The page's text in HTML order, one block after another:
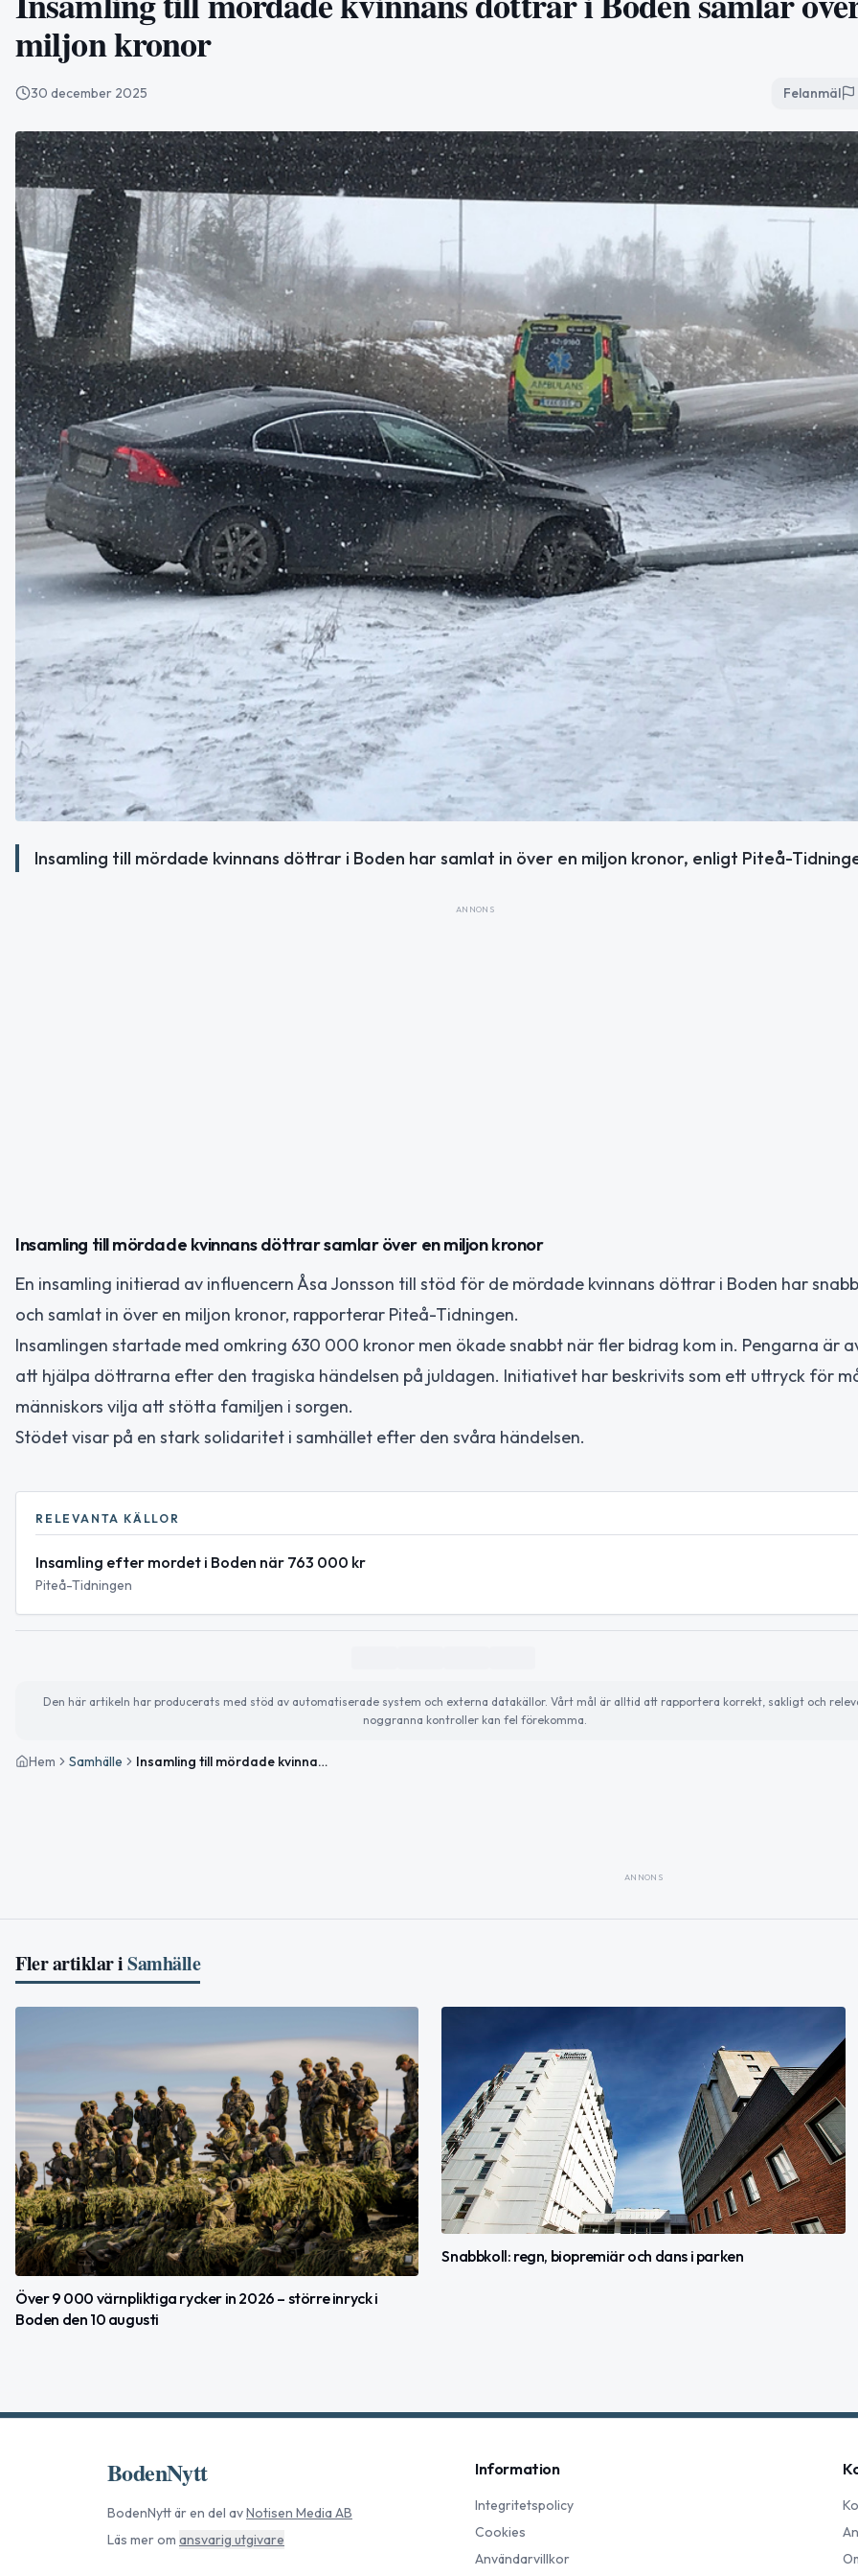
miljon kronor
30 december 2025 Felanmäl
Insamling till mördade kvinnans döttrar i Boden har samlat in över en miljon kronor, enligt Piteå-
ANNONS
Insamling till mördade kvinnans döttrar samlar över en miljon kronor
En insamling initierad av influencern Åsa Jonsson till stöd för de mördade kvinnans döttrar i Boden har
och samlat in över en miljon kronor, rapporterar Piteå-Tidningen.
Insamlingen startade med omkring 630 000 kronor men ökade snabbt när fler bidrag kom in. Pengarna är
att hjälpa döttrarna efter den tragiska händelsen på juldagen. Initiativet har beskrivits som ett uttryck för
människors vilja att stötta familjen i sorgen.
Stödet visar på en stark solidaritet i samhället efter den svåra händelsen.
RELEVANTA KÄLLOR
Insamling efter mordet i Boden när 763 000 kr
Piteå-Tidningen
Den här artikeln har producerats med stöd av automatiserade system och externa datakällor. Vårt mål är alltid att rapportera korrekt, sakligt och
noggranna kontroller kan fel förekomma.
Hem Samhälle Insamling till mördade kvinnans döttrar i Boden samlar över en miljon kronor
ANNONS
Fler artiklar iSamhälle
Över 9 000 värnpliktiga rycker in 2026 – större inryck i
Boden den 10 augusti
Snabbkoll: regn, biopremiär och dans i parken
BodenNytt
BodenNyttär en del avNotisen Media AB
Läs mer om ansvarig utgivare
Information
Integritetspolicy
Cookies
Användarvillkor